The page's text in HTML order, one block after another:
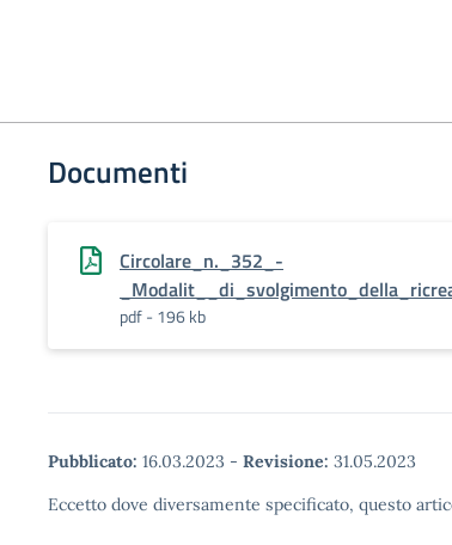
Documenti
Circolare_n._352_-
pdf - 196 kb
Pubblicato: 16.03.2023 - Revisione: 31.05.2023
Eccetto dove diversamente specificato, questo